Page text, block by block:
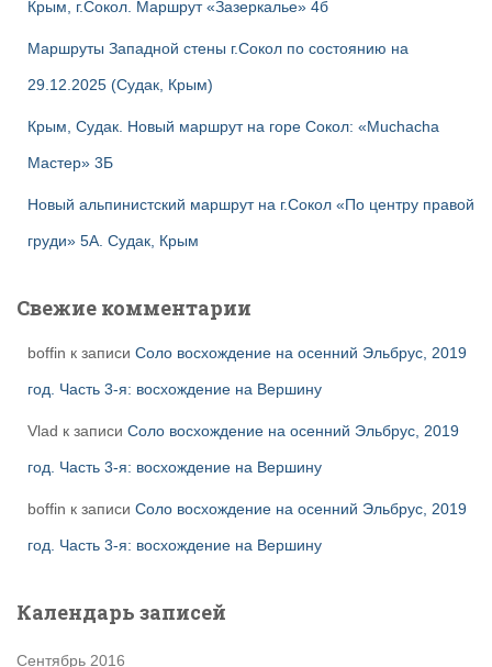
Крым, г.Сокол. Маршрут «Зазеркалье» 4б
Маршруты Западной стены г.Сокол по состоянию на
29.12.2025 (Судак, Крым)
Крым, Судак. Новый маршрут на горе Сокол: «Muchacha
Мастер» 3Б
Новый альпинистский маршрут на г.Сокол «По центру правой
груди» 5А. Судак, Крым
Свежие комментарии
boffin к записи Соло восхождение на осенний Эльбрус, 2019
год. Часть 3-я: восхождение на Вершину
Vlad к записи Соло восхождение на осенний Эльбрус, 2019
год. Часть 3-я: восхождение на Вершину
boffin к записи Соло восхождение на осенний Эльбрус, 2019
год. Часть 3-я: восхождение на Вершину
Календарь записей
Сентябрь 2016